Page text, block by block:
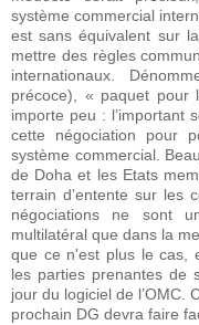
système commercial
est sans équivalent sur
mettre des règles
internationaux.
précoce), « paquet pour
importe peu : l’important
cette négociation pour
système commercial.
de Doha et les Etats
terrain d’entente sur les
négociations ne sont
multilatéral que dans la
que ce n'est plus le cas,
les parties prenantes de
jour du logiciel de l’OMC.
prochain DG devra faire